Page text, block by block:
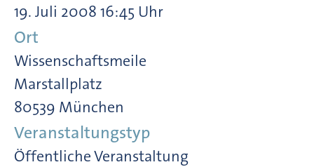
19. Juli 2008 16:45 Uhr
Ort
Wissenschaftsmeile
Marstallplatz
80539 München
Veranstaltungstyp
Öffentliche Veranstaltung